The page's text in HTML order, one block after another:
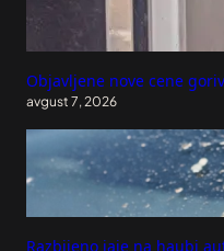
Objavljene nove cene
avgust 7, 2026
Razbijeno jaje na haubi